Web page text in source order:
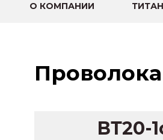
О КОМПАНИИ ТИТАН
Проволока
ВТ20-